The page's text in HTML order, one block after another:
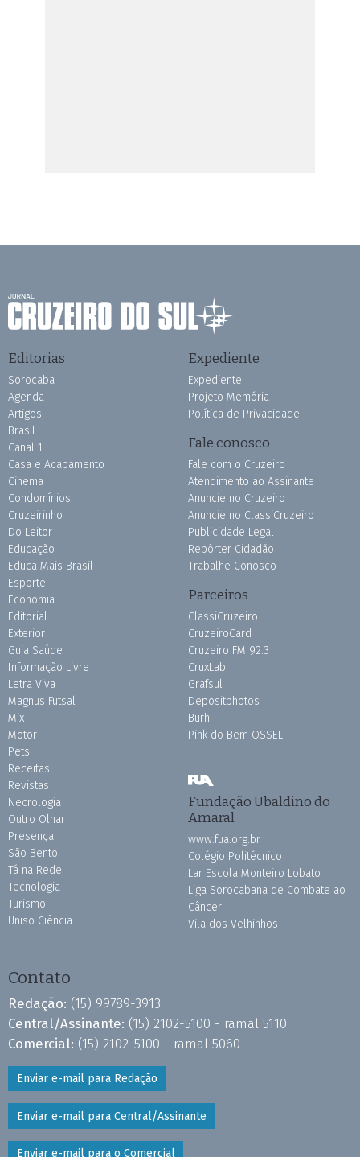
Editorias
Sorocaba
Agenda
Artigos
Brasil
Canal 1
Casa e Acabamento
Cinema
Condomínios
Cruzeirinho
Do Leitor
Educação
Educa Mais Brasil
Esporte
Economia
Editorial
Exterior
Guia Saúde
Informação Livre
Letra Viva
Magnus Futsal
Mix
Motor
Pets
Receitas
Revistas
Necrologia
Outro Olhar
Presença
São Bento
Tá na Rede
Tecnologia
Turismo
Uniso Ciência
Expediente
Expediente
Projeto Memória
Política de Privacidade
Fale conosco
Fale com o Cruzeiro
Atendimento ao Assinante
Anuncie no Cruzeiro
Anuncie no ClassiCruzeiro
Publicidade Legal
Repórter Cidadão
Trabalhe Conosco
Parceiros
ClassiCruzeiro
CruzeiroCard
Cruzeiro FM 92.3
CruxLab
Grafsul
Depositphotos
Burh
Pink do Bem OSSEL
Fundação Ubaldino do
Amaral
www.fua.org.br
Colégio Politécnico
Lar Escola Monteiro Lobato
Liga Sorocabana de Combate ao
Câncer
Vila dos Velhinhos
Contato
Redação: (15) 99789-3913
Central/Assinante: (15) 2102-5100 - ramal 5110
Comercial: (15) 2102-5100 - ramal 5060
Enviar e-mail para Redação
Enviar e-mail para Central/Assinante
Enviar e-mail para o Comercial